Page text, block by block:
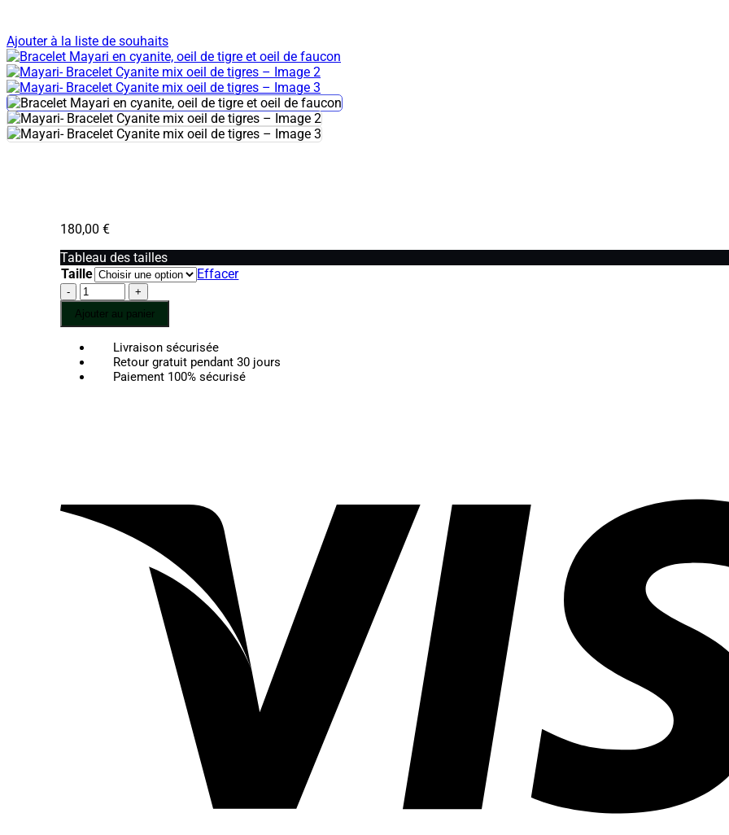
Ajouter à la liste de souhaits
180,00€
Tableau des tailles
Taille
Effacer
quantité
de
Mayari-
Cyanite
mix
oeil
Ajouter au panier
Livraison sécurisée
Retour gratuit pendant 30 jours
Paiement 100% sécurisé